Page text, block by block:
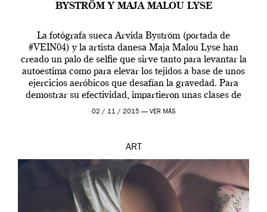
BYSTRÖM Y MAJA MALOU LYSE
La fotógrafa sueca Arvida Byström (portada de
#VEIN04) y la artista danesa Maja Malou Lyse han
creado un palo de selfie que sirve tanto para levantar la
autoestima como para elevar los tejidos a base de unos
ejercicios aeróbicos que desafían la gravedad. Para
demostrar su efectividad, impartieron unas clases de
prueba en el Tate […]
02 / 11 / 2015 — VER MÁS
ART